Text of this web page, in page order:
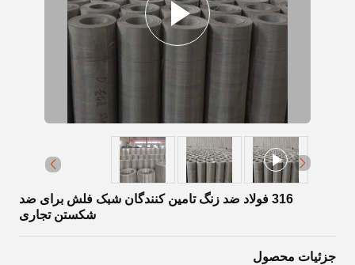
316 فولاد ضد زنگ تامین کنندگان شبک فلش برای ضد
شکستن تجاری
جزئیات محصول